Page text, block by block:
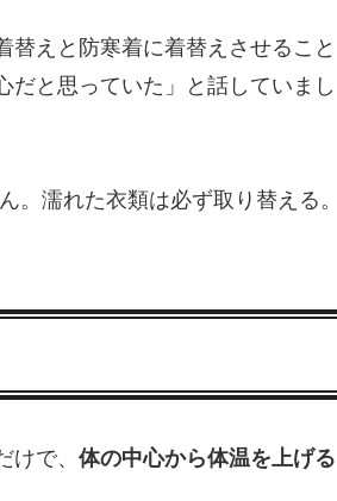
えと防寒着に着替えさせること
だと思っていた」と話していまし
。濡れた衣類は必ず取り替える。
で、 体の中心から体温を上げる